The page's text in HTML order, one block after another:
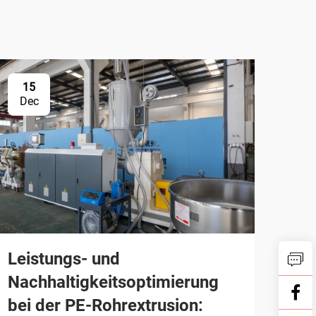
15
Dec
Leistungs- und
Nachhaltigkeitsoptimierung
bei der PE-Rohrextrusion: